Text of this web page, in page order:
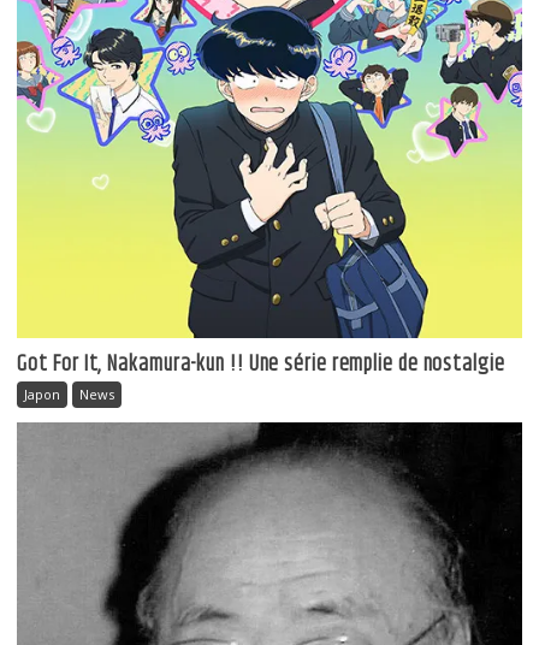
Got For It, Nakamura-kun !! Une série remplie de nostalgie
Japon News